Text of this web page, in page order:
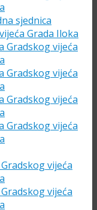
sjednica
Grada Iloka
Gradskog vijeća
Gradskog vijeća
Gradskog vijeća
Gradskog vijeća
vijeća
vijeća